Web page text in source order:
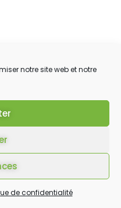
notre site web et notre
de confidentialité